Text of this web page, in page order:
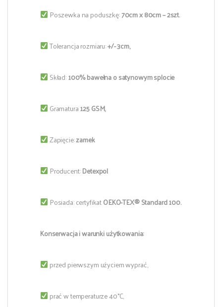
Poszewka na poduszkę:70cm x 80cm – 2szt.
Tolerancja rozmiaru:+/- 3cm,
Skład:100% bawełna o satynowym splocie
Gramatura125 GSM,
Zapięcie:zamek
Producent:Detexpol
Posiada: certyfikatOEKO-TEX® Standard 100.
Konserwacja i warunki użytkowania:
przed pierwszym użyciem wyprać,
prać w temperaturze 40°C,